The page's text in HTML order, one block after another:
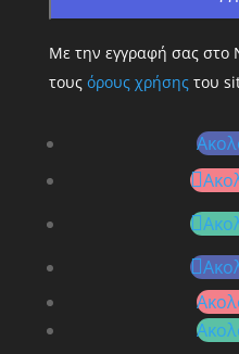
Με την εγγραφή σας στο
τους όρους χρήσηςτου